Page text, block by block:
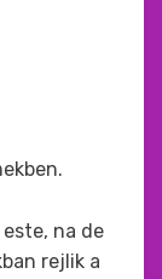
na de
rejlik a